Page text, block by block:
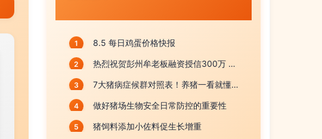
1 8.5 每日鸡蛋价格快报
2 热烈祝贺彭州牟老板融资授信300万 〡成都正大
3 7大猪病症候群对照表！养猪一看就懂的快速诊断大全
4 做好猪场生物安全日常防控的重要性
5 猪饲料添加小佐料促生长增重